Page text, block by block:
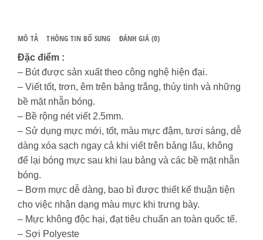
MÔ TẢ THÔNG TIN BỔ SUNG ĐÁNH GIÁ (0)
Đặc điểm :
– Bút được sản xuất theo công nghệ hiện đại.
– Viết tốt, trơn, êm trên bảng trắng, thủy tinh và những
bề mặt nhẵn bóng.
– Bề rộng nét viết 2.5mm.
– Sử dụng mực mới, tốt, màu mực đậm, tươi sáng, dễ
dàng xóa sạch ngay cả khi viết trên bảng lâu, không
để lại bóng mực sau khi lau bảng và các bề mặt nhẵn
bóng.
– Bơm mực dễ dàng, bao bì được thiết kế thuận tiện
cho việc nhận dạng màu mực khi trưng bày.
– Mực không độc hại, đạt tiêu chuẩn an toàn quốc tế.
– Sợi Polyeste